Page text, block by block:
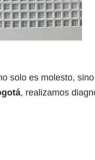
solo es molesto,
, realizamos